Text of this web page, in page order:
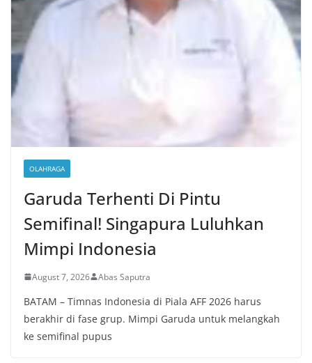
OLAHRAGA
Garuda Terhenti Di Pintu
Semifinal! Singapura Luluhkan
Mimpi Indonesia
August 7, 2026 Abas Saputra
BATAM – Timnas Indonesia di Piala AFF 2026 harus
berakhir di fase grup. Mimpi Garuda untuk melangkah
ke semifinal pupus